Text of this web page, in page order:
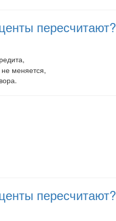
пересчитают?
меняется,
пересчитают?